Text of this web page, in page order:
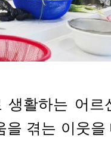
생활하는 어
을 겪는 이웃